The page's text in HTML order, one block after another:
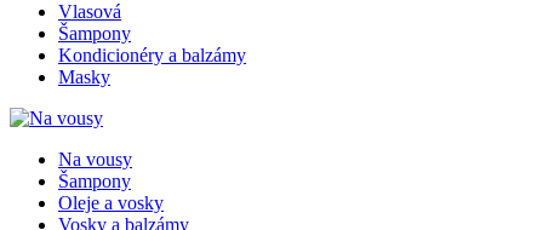
Vlasová
Šampony
Kondicionéry a balzámy
Masky
Na vousy
Šampony
Oleje a vosky
Vosky a balzámy